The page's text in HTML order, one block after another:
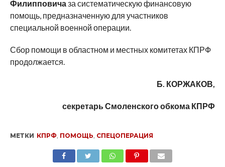
Филипповичаза систематическую финансовую
помощь, предназначенную для участников
специальной военной операции.
Сбор помощи в областном и местных комитетах КПРФ
продолжается.
Б. КОРЖАКОВ,
секретарь Смоленского обкома КПРФ
МЕТКИ КПРФ, ПОМОЩЬ, СПЕЦОПЕРАЦИЯ